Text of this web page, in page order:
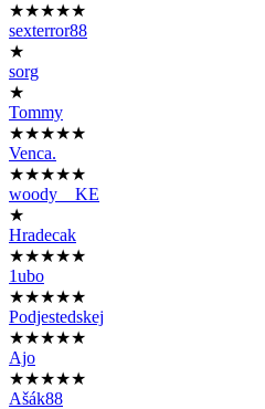
★★★★★
sexterror88
★
sorg
★
Tommy
★★★★★
Venca.
★★★★★
woody__KE
★
Hradecak
★★★★★
1ubo
★★★★★
Podjestedskej
★★★★★
Ajo
★★★★★
Ašák88